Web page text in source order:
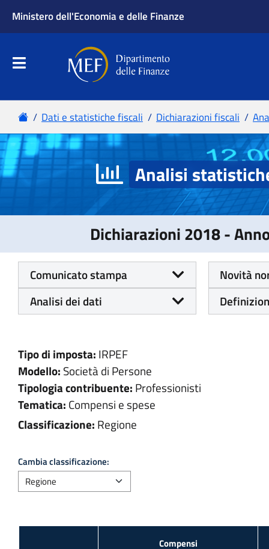
Analisi
Dichiarazioni 2018 -
Comunicato stampa
Novità
Analisi dei dati
Tipo di imposta: IRPEF
Modello: Società di Persone
Tipologia contribuente: Professionisti
Tematica: Compensi e spese
Classificazione: Regione
Cambia classificazione: